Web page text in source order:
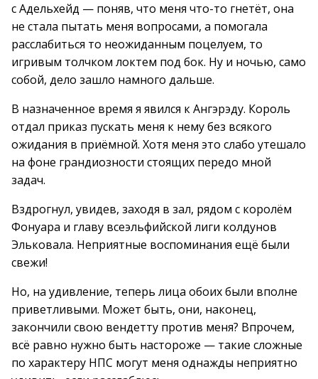
с Адельхейд — поняв, что меня что-то гнетёт, она
не стала пытать меня вопросами, а помогала
расслабиться то неожиданным поцелуем, то
игривым толчком локтем под бок. Ну и ночью, само
собой, дело зашло намного дальше.
В назначенное время я явился к Ангэрэду. Король
отдал приказ пускать меня к нему без всякого
ожидания в приёмной. Хотя меня это слабо утешало
на фоне грандиозности стоящих передо мной
задач.
Вздрогнул, увидев, заходя в зал, рядом с королём
Фонуара и главу всеэльфийской лиги колдунов
Эльковала. Неприятные воспоминания ещё были
свежи!
Но, на удивление, теперь лица обоих были вполне
приветливыми. Может быть, они, наконец,
закончили свою вендетту против меня? Впрочем,
всё равно нужно быть настороже — такие сложные
по характеру НПС могут меня однажды неприятно